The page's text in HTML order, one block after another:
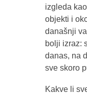
izgleda
objekti i
današnji
bolji izraz:
danas, na
sve skoro
Kakve li